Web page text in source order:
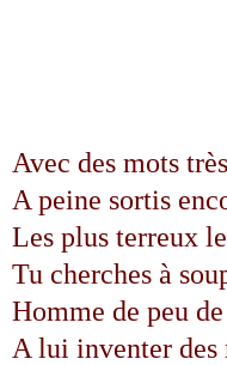
Avec des mots
A peine sortis
Les plus terreux
Tu cherches à
Homme de peu
A lui inventer des